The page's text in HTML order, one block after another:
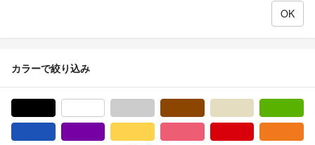
カラーで絞り込み